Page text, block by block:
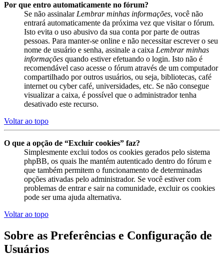
Por que entro automaticamente no fórum?
Se não assinalar Lembrar minhas informações, você não
entrará automaticamente da próxima vez que visitar o fórum.
Isto evita o uso abusivo da sua conta por parte de outras
pessoas. Para manter-se online e não necessitar escrever o seu
nome de usuário e senha, assinale a caixa Lembrar minhas
informações quando estiver efetuando o login. Isto não é
recomendável caso acesse o fórum através de um computador
compartilhado por outros usuários, ou seja, bibliotecas, café
internet ou cyber café, universidades, etc. Se não consegue
visualizar a caixa, é possível que o administrador tenha
desativado este recurso.
Voltar ao topo
O que a opção de “Excluir cookies” faz?
Simplesmente exclui todos os cookies gerados pelo sistema
phpBB, os quais lhe mantém autenticado dentro do fórum e
que também permitem o funcionamento de determinadas
opções ativadas pelo administrador. Se você estiver com
problemas de entrar e sair na comunidade, excluir os cookies
pode ser uma ajuda alternativa.
Voltar ao topo
Sobre as Preferências e Configuração de
Usuários